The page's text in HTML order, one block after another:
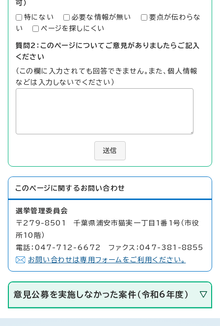
可）
特にない 必要な情報が無い
要点が伝わらな
い
ページを探しにくい
質問2：このページについてご意見がありましたらご記入
ください
（この欄に入力されても回答できません。また、個人情報
などは入力しないでください）
送信
このページに関する お問い合わせ
選挙管理委員会
〒279-8501 千葉県浦安市猫実一丁目1番1号（市役
所10階）
電話：047-712-6672 ファクス：047-381-8855
お問い合わせは専用フォームをご利用ください。
意見公募を実施しなかった案件（令和6年度）